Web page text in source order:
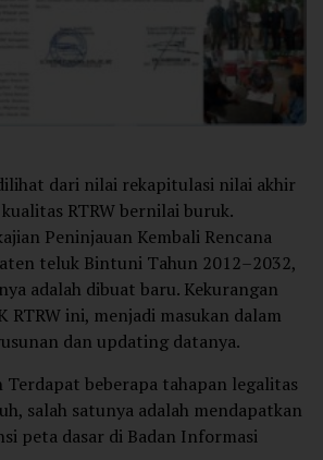
dari nilai rekapitulasi nilai akhir
RTRW bernilai buruk.
Peninjauan Kembali Rencana
teluk Bintuni Tahun 2012–2032,
adalah dibuat baru. Kekurangan
RTRW ini, menjadi masukan dalam
dan updating datanya.
Terdapat beberapa tahapan legalitas
salah satunya adalah mendapatkan
peta dasar di Badan Informasi